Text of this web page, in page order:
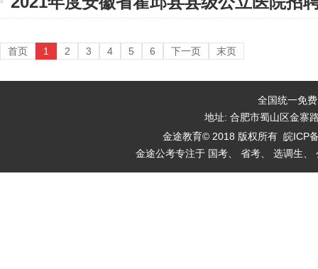
（预公告）
首页 1 2 3 4 5 6 下一页 末页
全国统一免
地址: 合肥市蜀山区金寨
金途教育© 2018 版权所有 皖ICP
金途公考专注于 国考、 省考、 选调生